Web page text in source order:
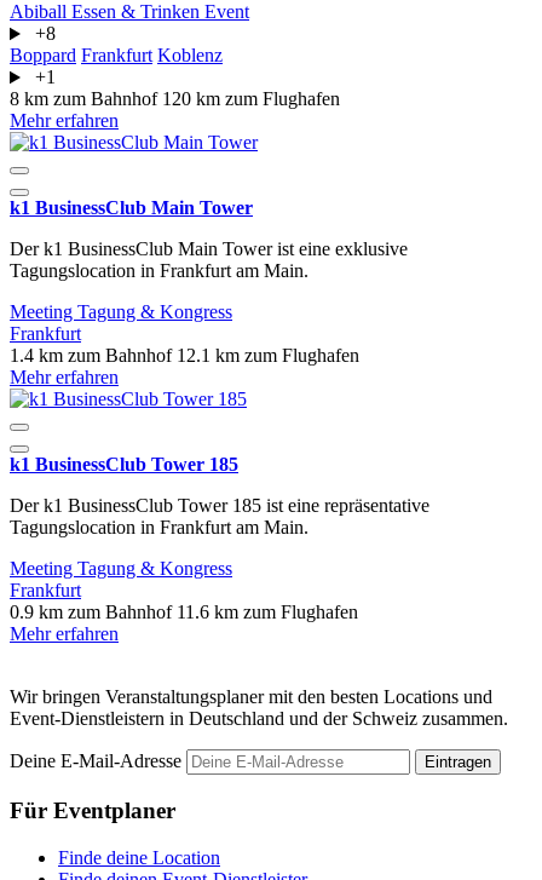
Abiball Essen & Trinken Event
+8
Boppard Frankfurt Koblenz
+1
8 km zum Bahnhof 120 km zum Flughafen
Mehr erfahren
k1 BusinessClub Main Tower
Der k1 BusinessClub Main Tower ist eine exklusive
Tagungslocation in Frankfurt am Main.
Meeting Tagung & Kongress
Frankfurt
1.4 km zum Bahnhof 12.1 km zum Flughafen
Mehr erfahren
k1 BusinessClub Tower 185
Der k1 BusinessClub Tower 185 ist eine repräsentative
Tagungslocation in Frankfurt am Main.
Meeting Tagung & Kongress
Frankfurt
0.9 km zum Bahnhof 11.6 km zum Flughafen
Mehr erfahren
Wir bringen Veranstaltungsplaner mit den besten Locations und
Event-Dienstleistern in Deutschland und der Schweiz zusammen.
Deine E-Mail-Adresse Eintragen
Für Eventplaner
Finde deine Location